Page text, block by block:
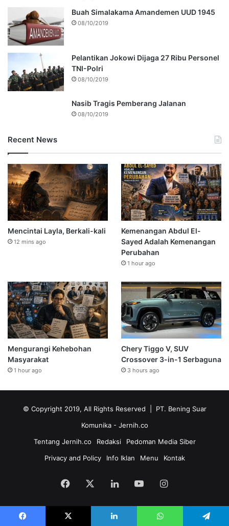
Buah Simalakama Amandemen UUD 1945
08/10/2019
Pelantikan Jokowi Dijaga 27 Ribu Personel
TNI-Polri
08/10/2019
Nasib Tragis Pemberang Jalanan
08/10/2019
Recent News
Mencintai Layla, Berkali-kali
12 mins ago
Kemenangan Abdul El-
Sayed Adalah Kemenangan
Perubahan
1 hour ago
Mengurangi Kehebohan
Masyarakat
1 hour ago
Chery Tiggo V, SUV
Crossover 3-in-1 Serbaguna
3 hours ago
© Copyright 2019, All Rights Reserved | PT. Bening Suar
Komunika - Jernih.co
Tentang Jernih.co
Redaksi
Pedoman Media Siber
Privacy and Policy
Info Iklan Menu Kontak
Facebook LinkedInYouTubeInstagram